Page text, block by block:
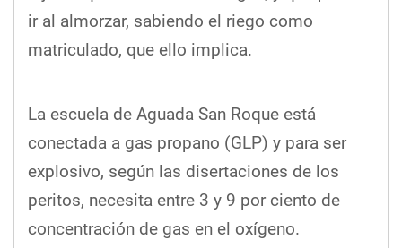
ir al almorzar, sabiendo el riego como
matriculado, que ello implica.
La escuela de Aguada San Roque está
conectada a gas propano (GLP) y para ser
explosivo, según las disertaciones de los
peritos, necesita entre 3 y 9 por ciento de
concentración de gas en el oxígeno.